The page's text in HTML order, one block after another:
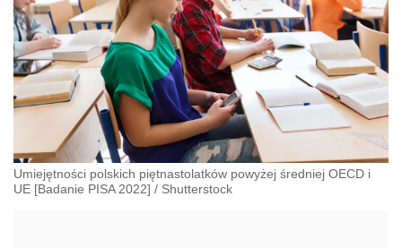
Umiejętności polskich piętnastolatków powyżej średniej OECD i
UE [Badanie PISA 2022] / Shutterstock